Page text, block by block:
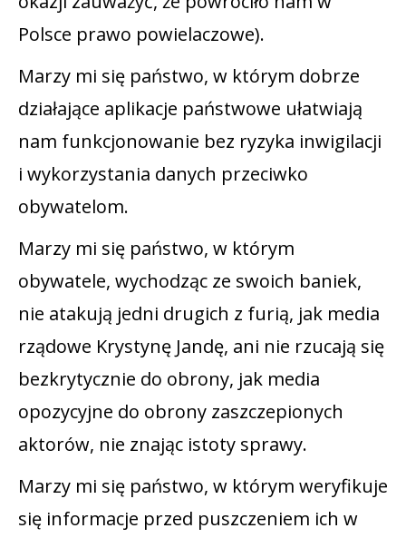
Polsce prawo powielaczowe).
Marzy mi się państwo, w którym dobrze
działające aplikacje państwowe ułatwiają
nam funkcjonowanie bez ryzyka inwigilacji
i wykorzystania danych przeciwko
obywatelom.
Marzy mi się państwo, w którym
obywatele, wychodząc ze swoich baniek,
nie atakują jedni drugich z furią, jak media
rządowe Krystynę Jandę, ani nie rzucają się
bezkrytycznie do obrony, jak media
opozycyjne do obrony zaszczepionych
aktorów, nie znając istoty sprawy.
Marzy mi się państwo, w którym weryfikuje
się informacje przed puszczeniem ich w